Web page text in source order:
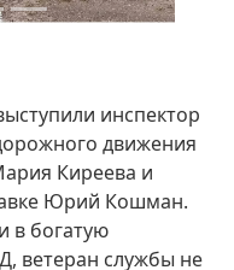
инспектор
движения
Киреева и
Юрий Кошман.
в богатую
ветеран службы не